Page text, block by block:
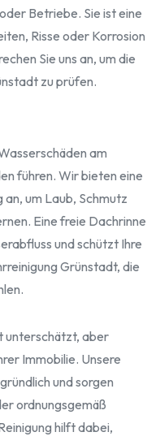
Betriebe. Sie ist eine
Risse oder Korrosion
Sie uns an, um die
zu prüfen.
am
führen. Wir bieten eine
um Laub, Schmutz
Eine freie Dachrinne
und schützt Ihre
Grünstadt, die
unterschätzt, aber
Immobilie. Unsere
und sorgen
ordnungsgemäß
hilft dabei,